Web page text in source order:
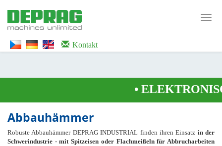
WTG9QS7C" height="0" width="0" style="display:none;visibility:hidden">
</iframe></noscript>
Kontakt
Abbauhämmer
Robuste Abbauhämmer DEPRAG INDUSTRIAL finden ihren Einsatz in der
Schwerindustrie - mit Spitzeisen oder Flachmeißeln für Abbrucharbeiten